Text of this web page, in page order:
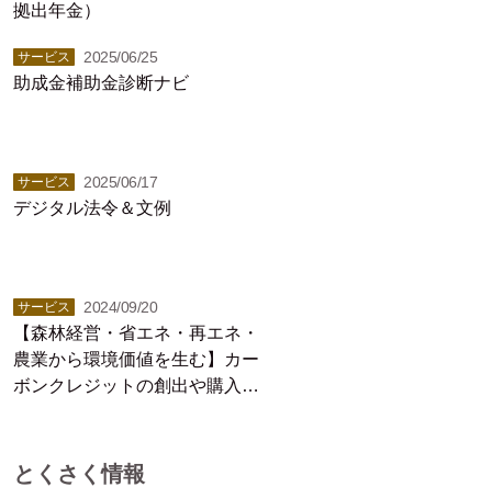
拠出年金）
サービス 2025/06/25
助成金補助金診断ナビ
サービス 2025/06/17
デジタル法令＆文例
サービス 2024/09/20
【森林経営・省エネ・再エネ・
農業から環境価値を生む】カー
ボンクレジットの創出や購入な
とくさく情報